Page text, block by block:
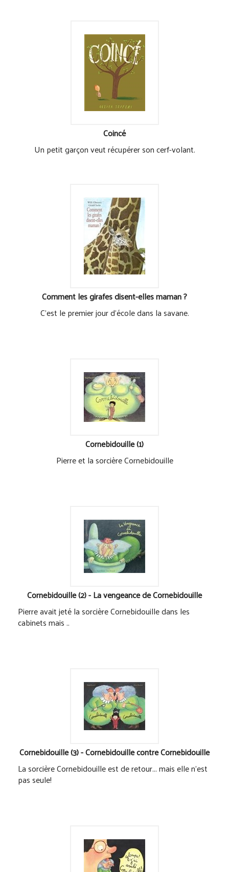
Coincé
Un petit garçon veut récupérer son cerf-volant.
Comment les girafes disent-elles maman ?
C'est le premier jour d'école dans la savane.
Cornebidouille (1)
Pierre et la sorcière Cornebidouille
Cornebidouille (2) - La vengeance de Cornebidouille
Pierre avait jeté la sorcière Cornebidouille dans les
cabinets mais ..
Cornebidouille (3) - Cornebidouille contre Cornebidouille
La sorcière Cornebidouille est de retour... mais elle n'est
pas seule!